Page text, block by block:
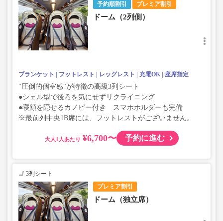
予約順割引 プレミア割引
ドーム（2列側）
ブランケット フットレスト レッグレスト 充電OK 座席指定
"圧倒的個室感"が特徴の高級3列シート
●シェル型で後ろを気にせずリクライニング
●寝顔を隠せるカノピー付き スマホホルダーも完備
※最前列中央1B席には、フットレストがございません。
大人 ¥6,700〜 予約に進む
プレミア割引
3列シート
ドーム（独立席）